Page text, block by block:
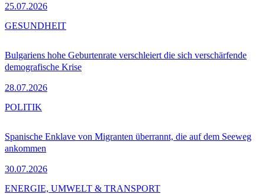
25.07.2026
Bulgariens hohe Geburtenrate verschleiert die sich verschärfende
demografische Krise
28.07.2026
GESUNDHEIT
Spanische Enklave von Migranten überrannt, die auf dem Seeweg
ankommen
30.07.2026
POLITIK
ENERGIE, UMWELT & TRANSPORT